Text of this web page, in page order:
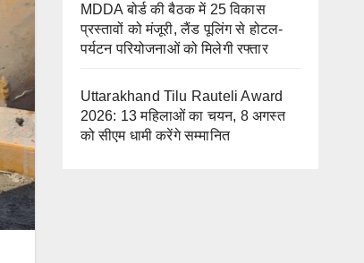
MDDA बोर्ड की बैठक में 25 विकास
प्रस्तावों को मंजूरी, लैंड पूलिंग से होटल-
पर्यटन परियोजनाओं को मिलेगी रफ्तार
Uttarakhand Tilu Rauteli Award
2026: 13 महिलाओं का चयन, 8 अगस्त
को सीएम धामी करेंगे सम्मानित